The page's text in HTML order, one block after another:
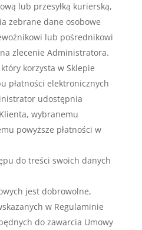
lub przesyłką kurierską,
zebrane dane osobowe
lub pośrednikowi
zlecenie Administratora.
korzysta w Sklepie
płatności elektronicznych
udostępnia
wybranemu
powyższe płatności w
do treści swoich danych
jest dobrowolne,
w Regulaminie
do zawarcia Umowy